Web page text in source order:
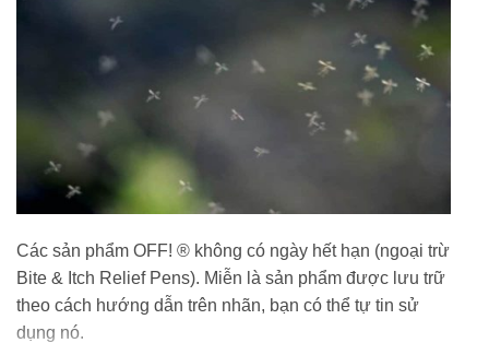
Các sản phẩm OFF! ® không có ngày hết hạn (ngoại trừ
Bite & Itch Relief Pens). Miễn là sản phẩm được lưu trữ
theo cách hướng dẫn trên nhãn, bạn có thể tự tin sử
dụng nó.